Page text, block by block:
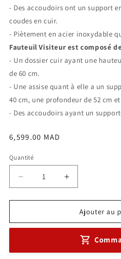
- Des accoudoirs ont un support
coudes en cuir.
- Piètement en acier inoxydable
Fauteuil Visiteur est composé
- Un dossier cuir ayant une
de 60 cm.
- Une assise quant à elle a un
40 cm, une profondeur de 52 cm
- Des accoudoirs ayant un
Prix
6,599.00 MAD
Quantité
Réduire
la
quantité
Ensemble
Réf
Augmenter
la
quantité
Ensemble
GERAT
Réf
Ajouter au